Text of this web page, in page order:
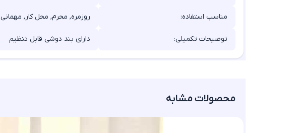
مناسب استفاده: روزمره, محرم, محل کار, مهمانی
توضیحات تکمیلی: دارای بند دوشی قابل تنظیم
محصولات مشابه